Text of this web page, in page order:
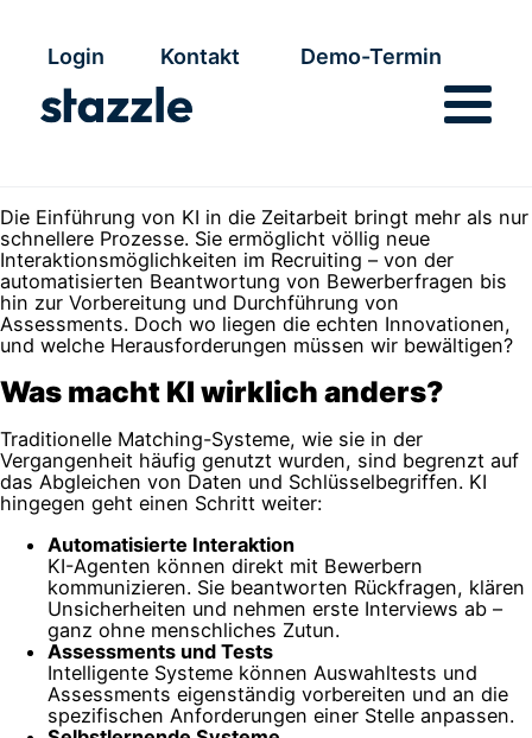
Login Kontakt Demo-Termin
Die Einführung von KI in die Zeitarbeit bringt mehr als nur
schnellere Prozesse. Sie ermöglicht völlig neue
Interaktionsmöglichkeiten im Recruiting – von der
automatisierten Beantwortung von Bewerberfragen bis
hin zur Vorbereitung und Durchführung von
Assessments. Doch wo liegen die echten Innovationen,
und welche Herausforderungen müssen wir bewältigen?
Was macht KI wirklich anders?
Traditionelle Matching-Systeme, wie sie in der
Vergangenheit häufig genutzt wurden, sind begrenzt auf
das Abgleichen von Daten und Schlüsselbegriffen. KI
hingegen geht einen Schritt weiter:
Automatisierte Interaktion
KI-Agenten können direkt mit Bewerbern
kommunizieren. Sie beantworten Rückfragen, klären
Unsicherheiten und nehmen erste Interviews ab –
ganz ohne menschliches Zutun.
Assessments und Tests
Intelligente Systeme können Auswahltests und
Assessments eigenständig vorbereiten und an die
spezifischen Anforderungen einer Stelle anpassen.